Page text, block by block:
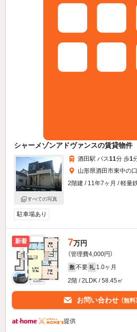
シャーメゾンアドヴァンスの賃貸物件
すべての写真
酒田駅 バス11分 歩1
山形県酒田市東中の
2階建 / 11年7ヶ月 / 軽量
駐車場あり
新着 7万円
（管理費4,000円）
敷 不要 礼 1.0ヶ月
2階 / 2LDK / 58.45㎡
お問い合わせ （無料）
提供